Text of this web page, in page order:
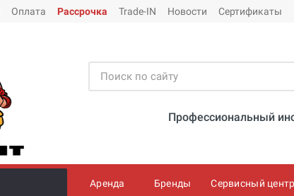
Оплата Рассрочка Trade-IN Новости Сертификаты
Профессиональный
Аренда Бренды Сервисный центр